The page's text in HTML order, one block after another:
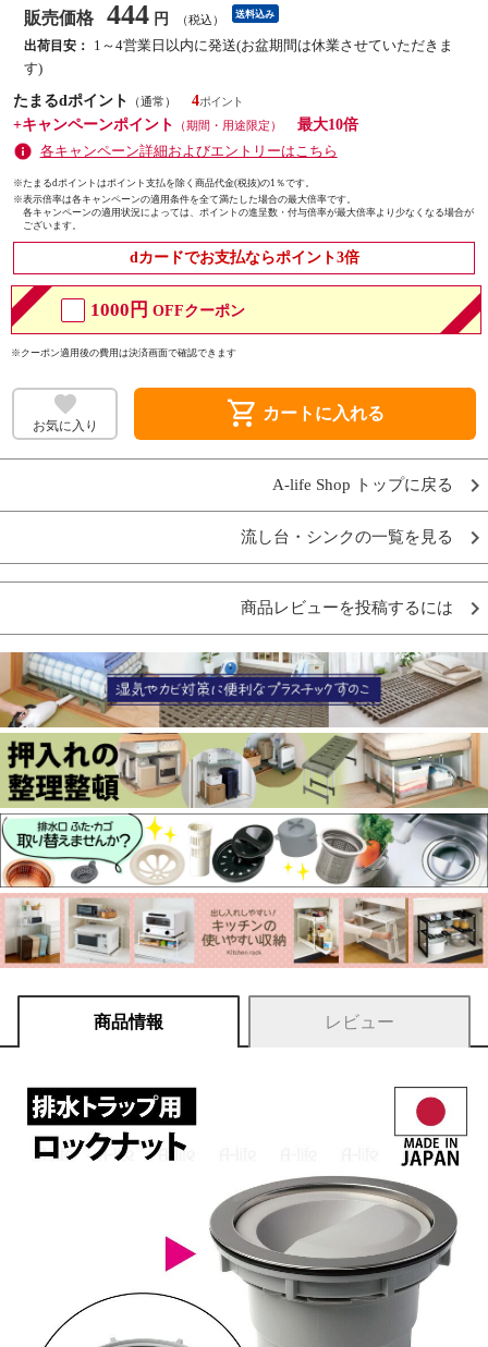
販売価格 444 円 （税込） 送料込み
出荷目安：
1～4営業日以内に発送(お盆期間は休業させていただきま
す)
たまるdポイント
（通常）
4
+キャンペーンポイント
（期間・用途限定）
最大10倍
各キャンペーン詳細およびエントリーはこちら
※たまるdポイントはポイント支払を除く商品代金(税抜)の1％です。
※表示倍率は各キャンペーンの適用条件を全て満たした場合の最大倍率です。
各キャンペーンの適用状況によっては、ポイントの進呈数・付与倍率が最大倍率より少なくなる場合が
ございます。
dカードでお支払ならポイント3倍
1000円 OFFクーポン
※クーポン適用後の費用は決済画面で確認できます
お気に入り shopping_cart カートに入れる
A-life Shop トップに戻る
流し台・シンクの一覧を見る
商品レビューを投稿するには
商品情報 レビュー